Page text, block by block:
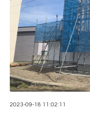
2023-09-18 11:02:11